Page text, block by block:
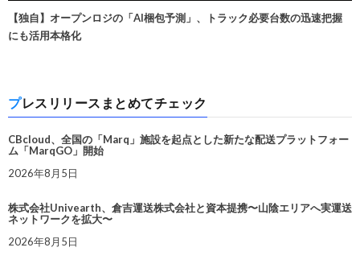
【独自】オープンロジの「AI梱包予測」、トラック必要台数の迅速把握
にも活用本格化
プレスリリースまとめてチェック
CBcloud、全国の「Marq」施設を起点とした新たな配送プラットフォー
ム「MarqGO」開始
2026年8月5日
株式会社Univearth、倉吉運送株式会社と資本提携〜山陰エリアへ実運送
ネットワークを拡大〜
2026年8月5日